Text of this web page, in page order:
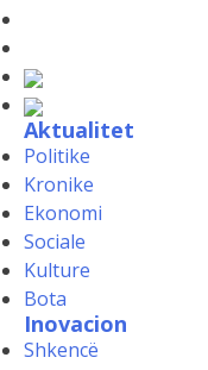
Aktualitet
Politike
Kronike
Ekonomi
Sociale
Kulture
Bota
Inovacion
Shkencë